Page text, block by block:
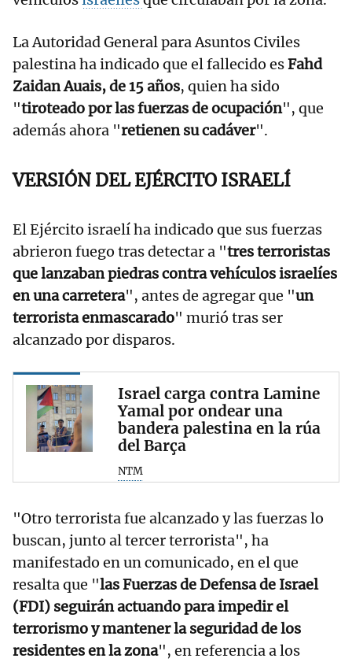
La Autoridad General para Asuntos Civiles
palestina ha indicado que el fallecido esFahd
Zaidan Auais, de 15 años, quien ha sido
"tiroteado por las fuerzas de ocupación", que
además ahora "retienen su cadáver".
VERSIÓN DEL EJÉRCITO ISRAELÍ
El Ejército israelí ha indicado que sus fuerzas
abrieron fuego tras detectar a "tres terroristas
que lanzaban piedras contra vehículos israelíes
en una carretera", antes de agregar que "un
terrorista enmascarado" murió tras ser
alcanzado por disparos.
Israel carga contra Lamine
Yamal por ondear una
bandera palestina en la rúa
del Barça
NTM
"Otro terrorista fue alcanzado y las fuerzas lo
buscan, junto al tercer terrorista", ha
manifestado en un comunicado, en el que
resalta que "las Fuerzas de Defensa de Israel
(FDI) seguirán actuando para impedir el
terrorismo y mantener la seguridad de los
residentes en la zona", en referencia a los